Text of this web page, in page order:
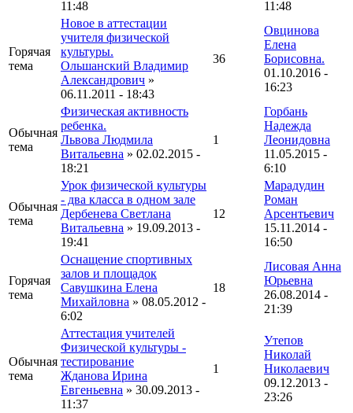
11:48
11:48
Горячая
тема
Новое в аттестации
учителя физической
культуры.
Ольшанский Владимир
Александрович »
06.11.2011 - 18:43
36
Овцинова
Елена
Борисовна.
01.10.2016 -
16:23
Обычная
тема
Физическая активность
ребенка.
Львова Людмила
Витальевна » 02.02.2015 -
18:21
1
Горбань
Надежда
Леонидовна
11.05.2015 -
6:10
Обычная
тема
Урок физической культуры
- два класса в одном зале
Дербенева Светлана
Витальевна » 19.09.2013 -
19:41
12
Марадудин
Роман
Арсентьевич
15.11.2014 -
16:50
Горячая
тема
Оснащение спортивных
залов и площадок
Савушкина Елена
Михайловна » 08.05.2012 -
6:02
18
Лисовая Анна
Юрьевна
26.08.2014 -
21:39
Обычная
тема
Аттестация учителей
Физической культуры -
тестирование
Жданова Ирина
Евгеньевна » 30.09.2013 -
11:37
1
Утепов
Николай
Николаевич
09.12.2013 -
23:26